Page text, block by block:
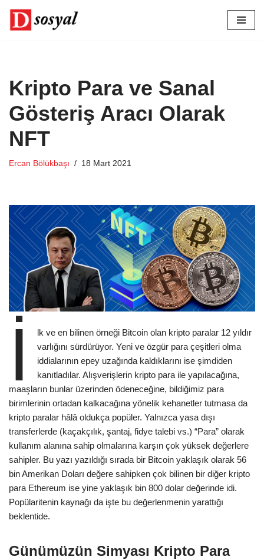
İçeriğe
Kripto Para ve Sanal
Gösteriş Aracı Olarak
NFT
Ercan Bölükbaşı 18 Mart 2021
İ
lk ve en bilinen örneği Bitcoin olan kripto paralar 12 yıldır
varlığını sürdürüyor. Yeni ve özgür para çeşitleri olma
iddialarının epey uzağında kaldıklarını ise şimdiden
kanıtladılar. Alışverişlerin kripto para ile yapılacağına,
maaşların bunlar üzerinden ödeneceğine, bildiğimiz para
birimlerinin ortadan kalkacağına yönelik kehanetler tutmasa da
kripto paralar hâlâ oldukça popüler. Yalnızca yasa dışı
transferlerde (kaçakçılık, şantaj, fidye talebi vs.) “Para” olarak
kullanım alanına sahip olmalarına karşın çok yüksek değerlere
sahipler. Bu yazı yazıldığı sırada bir Bitcoin yaklaşık olarak 56
bin Amerikan Doları değere sahipken çok bilinen bir diğer kripto
para Ethereum ise yine yaklaşık bin 800 dolar değerinde idi.
Popülaritenin kaynağı da işte bu değerlenmenin yarattığı
beklentide.
Günümüzün Simyası Kripto Para